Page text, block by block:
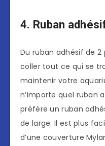
4. Ruban
Du ruban adhésif de
coller tout ce qui se
maintenir votre
n’importe quel ruban
préfère un ruban
de large. Il est plus
d’une couverture